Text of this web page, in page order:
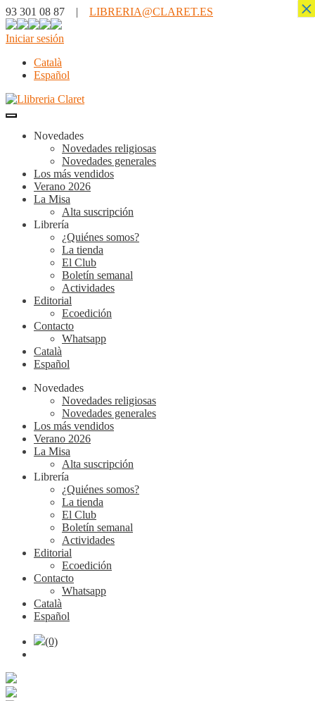
93 301 08 87 | LIBRERIA@CLARET.ES
Iniciar sesión
Català
Español
Novedades
Novedades religiosas
Novedades generales
Los más vendidos
Verano 2026
La Misa
Alta suscripción
Librería
¿Quiénes somos?
La tienda
El Club
Boletín semanal
Actividades
Editorial
Ecoedición
Contacto
Whatsapp
Català
Español
Novedades
Novedades religiosas
Novedades generales
Los más vendidos
Verano 2026
La Misa
Alta suscripción
Librería
¿Quiénes somos?
La tienda
El Club
Boletín semanal
Actividades
Editorial
Ecoedición
Contacto
Whatsapp
Català
Español
(0)
×